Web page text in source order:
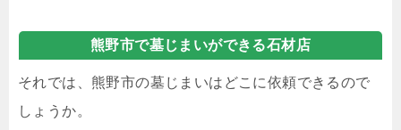
熊野市で墓じまいができる石材店
それでは、熊野市の墓じまいはどこに依頼できるので
しょうか。